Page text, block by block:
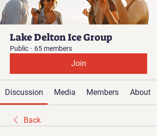
Lake Delton Ice Group
Public · 65 members
Join
Discussion Media Members About
Back